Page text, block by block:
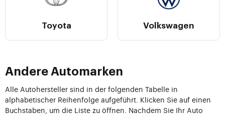
Toyota Volkswagen
Andere Automarken
Alle Autohersteller sind in der folgenden Tabelle in
alphabetischer Reihenfolge aufgeführt. Klicken Sie auf einen
Buchstaben, um die Liste zu öffnen. Nachdem Sie Ihr Auto